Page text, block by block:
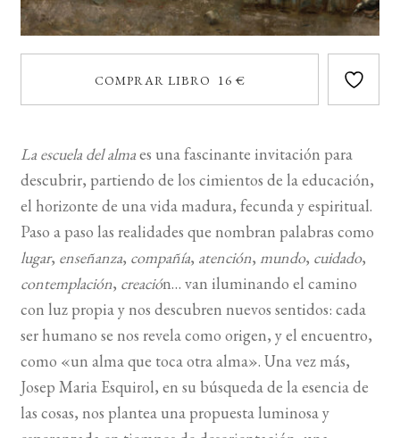
COMPRAR LIBRO 16 €
La escuela del almaes una fascinante invitación para
descubrir, partiendo de los cimientos de la educación,
el horizonte de una vida madura, fecunda y espiritual.
Paso a paso las realidades que nombran palabras como
lugar, enseñanza, compañía, atención, mundo, cuidado,
contemplación, creación… van iluminando el camino
con luz propia y nos descubren nuevos sentidos: cada
ser humano se nos revela como origen, y el encuentro,
como «un alma que toca otra alma». Una vez más,
Josep Maria Esquirol, en su búsqueda de la esencia de
las cosas, nos plantea una propuesta luminosa y